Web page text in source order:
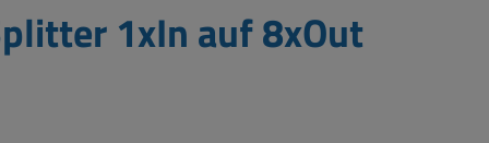
1xIn auf 8xOut